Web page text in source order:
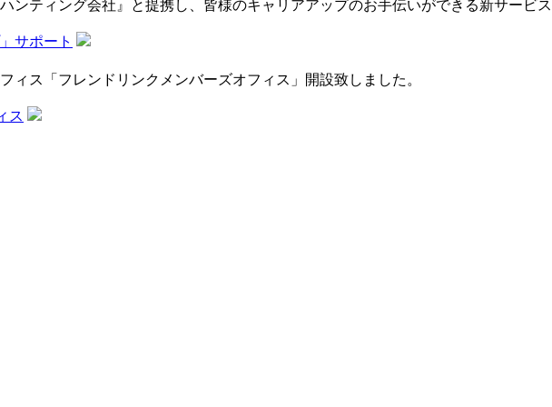
ンティング会社』と提携し、皆様のキャリアアップのお手伝いができる新サービ
サポート
ィス「フレンドリンクメンバーズオフィス」開設致しました。
ス